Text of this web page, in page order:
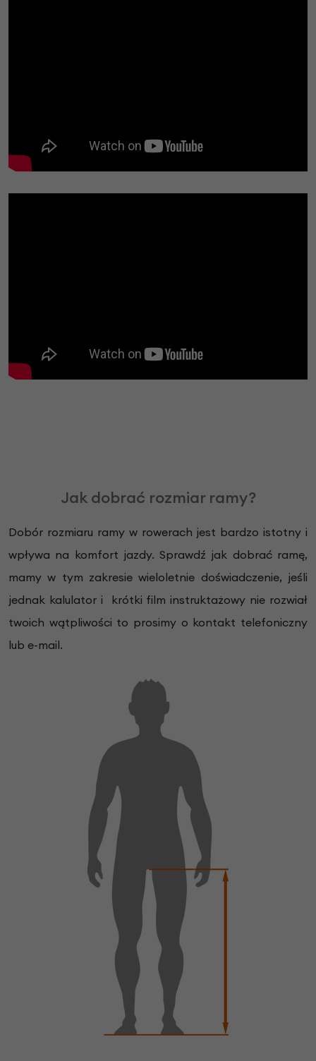
Jak dobrać rozmiar ramy?
Dobór rozmiaru ramy w rowerach jest bardzo istotny i
wpływa na komfort jazdy. Sprawdź jak dobrać ramę,
mamy w tym zakresie wieloletnie doświadczenie, jeśli
jednak kalulator i krótki film instruktażowy nie rozwiał
twoich wątpliwości to prosimy o kontakt telefoniczny
lub e-mail.